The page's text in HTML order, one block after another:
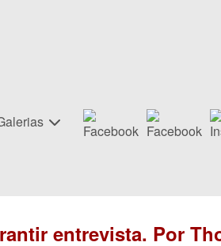
entrevista. Por